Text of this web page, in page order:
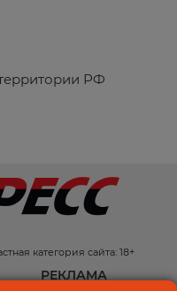
РФ
категория сайта: 18+
РЕКЛАМА